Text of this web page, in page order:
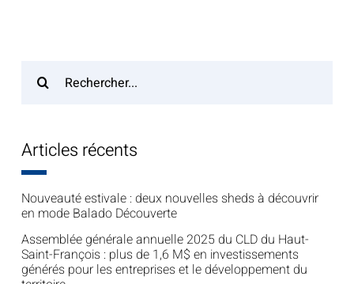
Recherche
site
:
Articles récents
Nouveauté estivale : deux nouvelles sheds à découvrir
en mode Balado Découverte
Assemblée générale annuelle 2025 du CLD du Haut-
Saint-François : plus de 1,6 M$ en investissements
générés pour les entreprises et le développement du